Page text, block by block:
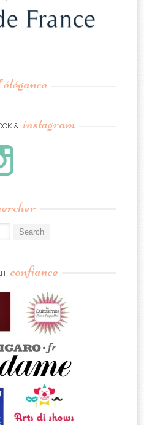
& instagram
confiance